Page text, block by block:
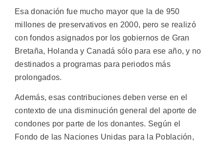
Esa donación fue mucho mayor que la de 950
millones de preservativos en 2000, pero se realizó
con fondos asignados por los gobiernos de Gran
Bretaña, Holanda y Canadá sólo para ese año, y no
destinados a programas para periodos más
prolongados.
Además, esas contribuciones deben verse en el
contexto de una disminución general del aporte de
condones por parte de los donantes. Según el
Fondo de las Naciones Unidas para la Población,